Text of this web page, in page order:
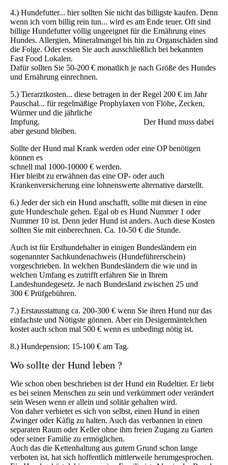
4.) Hundefutter... hier sollten Sie nicht das billigste kaufen. Denn
wenn ich vorn billig rein tun... wird es am Ende teuer. Oft sind
billige Hundefutter völlig ungeeignet für die Ernährung eines
Hundes. Allergien, Mineralmangel bis hin zu Organschäden sind
die Folge. Oder essen Sie auch ausschließlich bei bekannten
Fast Food Lokalen.
Dafür sollten Sie 50-200 € monatlich je nach Größe des Hundes
und Ernährung einrechnen.
5.) Tierarztkosten... diese betragen in der Regel 200 € im Jahr
Pauschal... für regelmäßige Prophylaxen von Flöhe, Zecken,
Würmer und die jährliche
Impfung. Der Hund muss dabei
aber gesund bleiben.
Sollte der Hund mal Krank werden oder eine OP benötigen
können es
schnell mal 1000-10000 € werden.
Hier bleibt zu erwähnen das eine OP- oder auch
Krankenversicherung eine lohnenswerte alternative darstellt.
6.) Jeder der sich ein Hund anschafft, sollte mit diesen in eine
gute Hundeschule gehen. Egal ob es Hund Nummer 1 oder
Nummer 10 ist. Denn jeder Hund ist anders. Auch diese Kosten
sollten Sie mit einberechnen. Ca. 10-50 € die Stunde.
Auch ist für Ersthundehalter in einigen Bundesländern ein
sogenannter Sachkundenachweis (Hundeführerschein)
vorgeschrieben. In welchen Bundesländern die wie und in
welchen Umfang es zutrifft erfahren Sie in Ihrem
Landeshundegesetz. Je nach Bundesland zwischen 25 und
300 € Prüfgebühren.
7.) Erstausstattung ca. 200-300 € wenn Sie ihren Hund nur das
einfachste und Nötigste gönnen. Aber ein Desigermäntelchen
kostet auch schon mal 500 € wenn es unbedingt nötig ist.
8.) Hundepension: 15-100 € am Tag.
Wo sollte der Hund leben ?
Wie schon oben beschrieben ist der Hund ein Rudeltier. Er liebt
es bei seinen Menschen zu sein und verkümmert oder verändert
sein Wesen wenn er allein und solitär gehalten wird.
Von daher verbietet es sich von selbst, einen Hund in einen
Zwinger oder Käfig zu halten. Auch das verbannen in einen
separaten Raum oder Keller ohne ihm freien Zugang zu Garten
oder seiner Familie zu ermöglichen.
Auch das die Kettenhaltung aus gutem Grund schon lange
verboten ist, hat sich hoffentlich mittlerweile herumgesprochen.